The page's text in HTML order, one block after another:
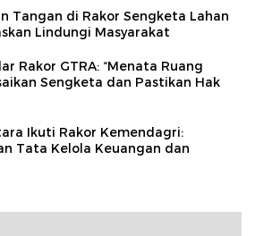
Tangan di Rakor Sengketa Lahan
Lindungi Masyarakat
Rakor GTRA: “Menata Ruang
Sengketa dan Pastikan Hak
Ikuti Rakor Kemendagri:
Tata Kelola Keuangan dan